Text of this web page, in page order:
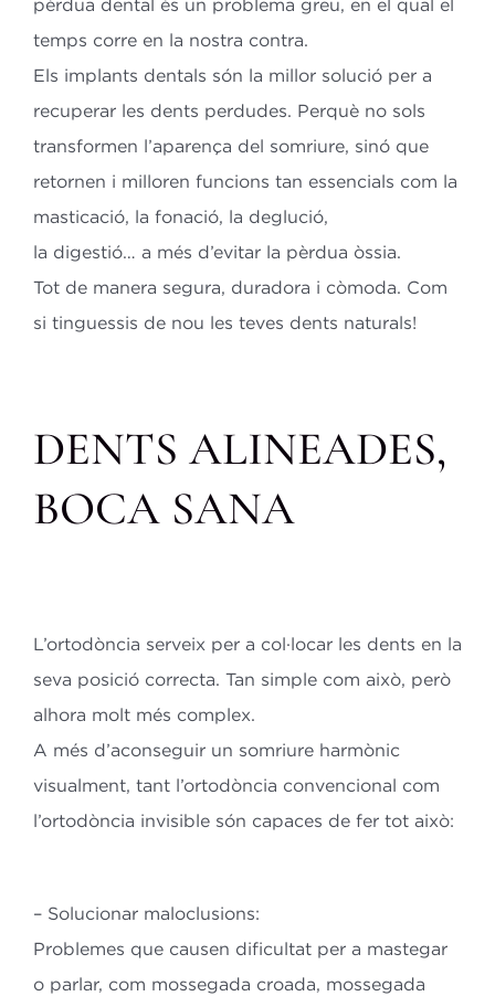
pèrdua dental és un problema greu, en el qual el
temps corre en la nostra contra.
Els implants dentals són la millor solució per a
recuperar les dents perdudes. Perquè no sols
transformen l’aparença del somriure, sinó que
retornen i milloren funcions tan essencials com la
masticació, la fonació, la deglució,
la digestió… a més d’evitar la pèrdua òssia.
Tot de manera segura, duradora i còmoda. Com
si tinguessis de nou les teves dents naturals!
DENTS ALINEADES,
BOCA SANA
L’ortodòncia serveix per a col·locar les dents en la
seva posició correcta. Tan simple com això, però
alhora molt més complex.
A més d’aconseguir un somriure harmònic
visualment, tant l’ortodòncia convencional com
l’ortodòncia invisible són capaces de fer tot això:
– Solucionar maloclusions:
Problemes que causen dificultat per a mastegar
o parlar, com mossegada croada, mossegada